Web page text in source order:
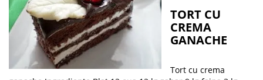
TORT CU
CREMA
GANACHE
Tort cu crema